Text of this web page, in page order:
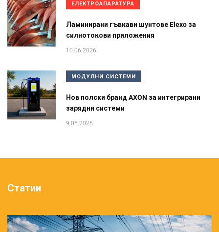
ЕЛЕКТРОАПАРАТУРА
Ламинирани гъвкави шунтове Elexo за
силнотокови приложения
10.06.2026
МОДУЛНИ СИСТЕМИ
Нов полски бранд AXON за интегрирани
зарядни системи
9.06.2026
Статии